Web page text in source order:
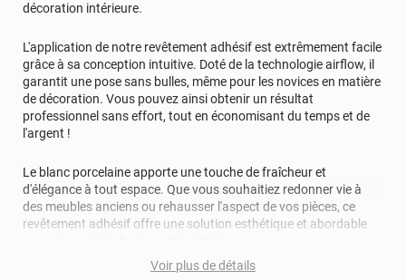
décoration intérieure.
L'application de notre revêtement adhésif est extrêmement facile
grâce à sa conception intuitive. Doté de la technologie airflow, il
garantit une pose sans bulles, même pour les novices en matière
de décoration. Vous pouvez ainsi obtenir un résultat
professionnel sans effort, tout en économisant du temps et de
l'argent !
Le blanc porcelaine apporte une touche de fraîcheur et
d'élégance à tout espace. Que vous souhaitiez redonner vie à
des meubles anciens ou rehausser l'aspect de vos pièces, ce
revêtement adhésif offre une solution esthétique et abordable
Voir plus de détails